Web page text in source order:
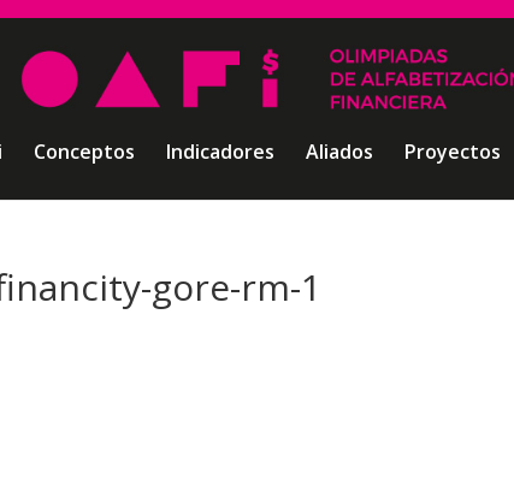
Conceptos Indicadores Aliados Proyectos
gore-rm-1